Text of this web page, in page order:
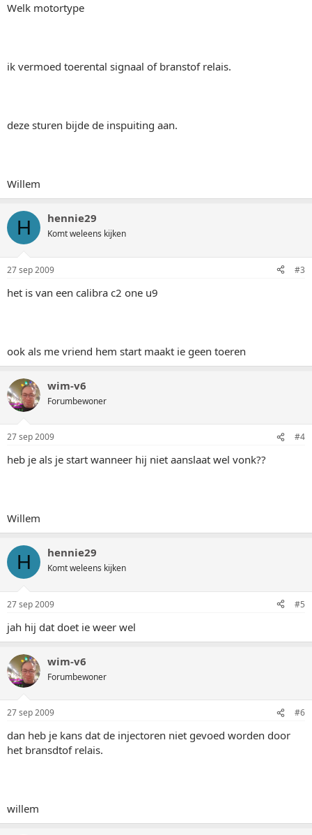
Welk motortype
ik vermoed toerental signaal of branstof relais.
deze sturen bijde de inspuiting aan.
Willem
H hennie29
Komt weleens kijken
27 sep 2009 #3
het is van een calibra c2 one u9
ook als me vriend hem start maakt ie geen toeren
wim-v6
Forumbewoner
27 sep 2009 #4
heb je als je start wanneer hij niet aanslaat wel vonk??
Willem
H hennie29
Komt weleens kijken
27 sep 2009 #5
jah hij dat doet ie weer wel
wim-v6
Forumbewoner
27 sep 2009 #6
dan heb je kans dat de injectoren niet gevoed worden door
het bransdtof relais.
willem